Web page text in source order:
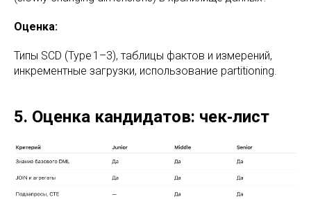
Оценка:
Типы SCD (Type 1–3), таблицы фактов и измерений,
инкрементные загрузки, использование partitioning.
5. Оценка кандидатов: чек‑лист